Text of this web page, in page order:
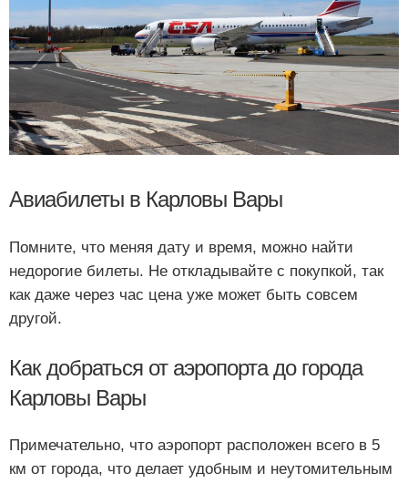
Авиабилеты в Карловы Вары
Помните, что меняя дату и время, можно найти
недорогие билеты. Не откладывайте с покупкой, так
как даже через час цена уже может быть совсем
другой.
Как добраться от аэропорта до города
Карловы Вары
Примечательно, что аэропорт расположен всего в 5
км от города, что делает удобным и неутомительным